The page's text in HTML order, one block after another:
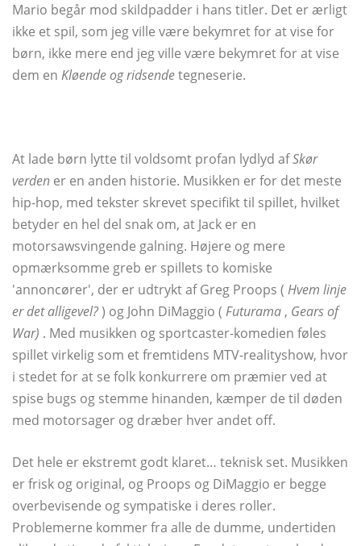
Mario begår mod skildpadder i hans titler. Det er ærligt
ikke et spil, som jeg ville være bekymret for at vise for
børn, ikke mere end jeg ville være bekymret for at vise
dem en Kløende og ridsendetegneserie.
At lade børn lytte til voldsomt profan lydlyd afSkør
verden er en anden historie. Musikken er for det meste
hip-hop, med tekster skrevet specifikt til spillet, hvilket
betyder en hel del snak om, at Jack er en
motorsawsvingende galning. Højere og mere
opmærksomme greb er spillets to komiske
'annoncører', der er udtrykt af Greg Proops ( Hvem linje
er det alligevel?) og John DiMaggio ( Futurama , Gears of
War) . Med musikken og sportcaster-komedien føles
spillet virkelig som et fremtidens MTV-realityshow, hvor
i stedet for at se folk konkurrere om præmier ved at
spise bugs og stemme hinanden, kæmper de til døden
med motorsager og dræber hver andet off.
Det hele er ekstremt godt klaret… teknisk set. Musikken
er frisk og original, og Proops og DiMaggio er begge
overbevisende og sympatiske i deres roller.
Problemerne kommer fra alle de dumme, undertiden